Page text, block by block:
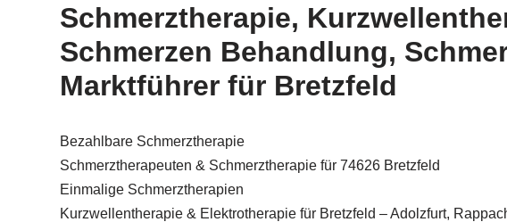
Schmerztherapie,
Schmerzen Behandlung,
Marktführer für Bretzfeld
Bezahlbare Schmerztherapie
Schmerztherapeuten & Schmerztherapie für 74626 Bretzfeld
Einmalige Schmerztherapien
Kurzwellentherapie & Elektrotherapie für Bretzfeld – Adolzfurt,